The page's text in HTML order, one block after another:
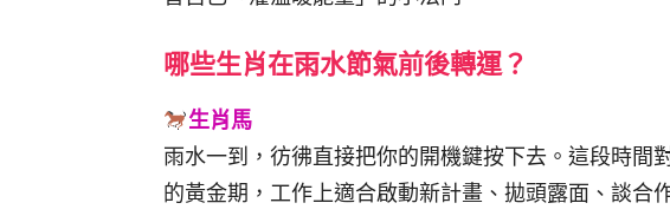
哪些生肖在雨水節氣前後轉運？
生肖馬
雨水一到，彷彿直接把你的開機鍵按下去。這段時間
的黃金期，工作上適合啟動新計畫、拋頭露面、談合